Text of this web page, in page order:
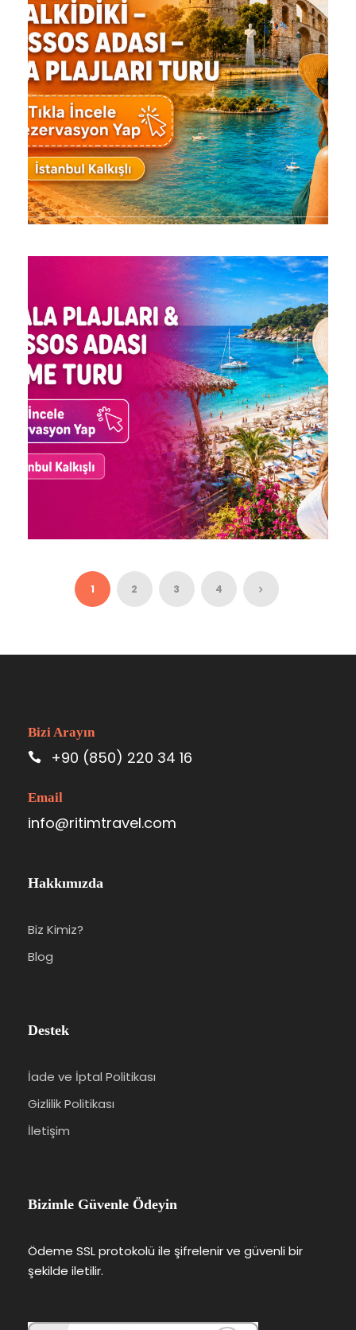
THASSOS ADASI – KAVALA
PLAJLARI TURU / 2 GECE
KONAKLAMA
7.670 ₺
3 Gün 2 Gece
ADASI YÜZME TURU
3.850 ₺
2 Gün 1 Gece
1 2 3 4
Bizi Arayın
+90 (850) 220 34 16
Email
info@ritimtravel.com
Hakkımızda
Biz Kimiz?
Blog
Destek
İade ve İptal Politikası
Gizlilik Politikası
İletişim
Bizimle Güvenle Ödeyin
Ödeme SSL protokolü ile şifrelenir ve güvenli bir
şekilde iletilir.